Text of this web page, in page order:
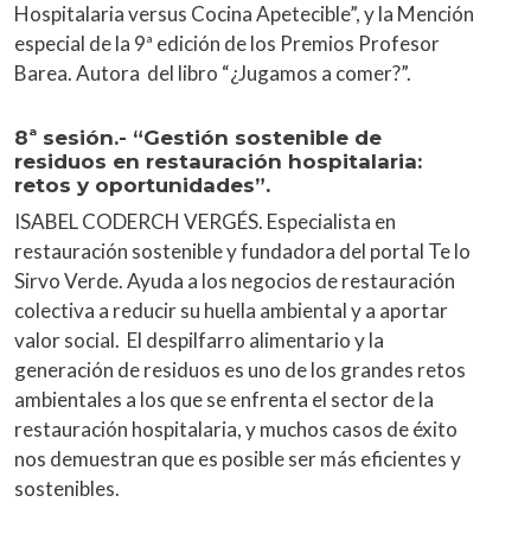
Hospitalaria versus Cocina Apetecible”, y la Mención
especial de la 9ª edición de los Premios Profesor
Barea. Autora del libro “¿Jugamos a comer?”.
8ª sesión.- “Gestión sostenible de
residuos en restauración hospitalaria:
retos y oportunidades”.
ISABEL CODERCH VERGÉS. Especialista en
restauración sostenible y fundadora del portal Te lo
Sirvo Verde. Ayuda a los negocios de restauración
colectiva a reducir su huella ambiental y a aportar
valor social. El despilfarro alimentario y la
generación de residuos es uno de los grandes retos
ambientales a los que se enfrenta el sector de la
restauración hospitalaria, y muchos casos de éxito
nos demuestran que es posible ser más eficientes y
sostenibles.